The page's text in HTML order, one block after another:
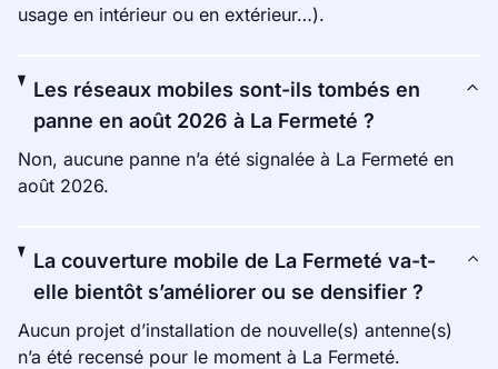
usage en intérieur ou en extérieur…).
Les réseaux mobiles sont-ils tombés en
panne en août 2026 à La Fermeté ?
Non, aucune panne n’a été signalée à La Fermeté en
août 2026.
La couverture mobile de La Fermeté va-t-
elle bientôt s’améliorer ou se densifier ?
Aucun projet d’installation de nouvelle(s) antenne(s)
n’a été recensé pour le moment à La Fermeté.